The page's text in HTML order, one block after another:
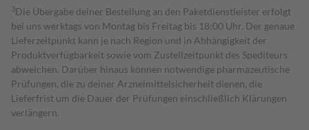
3Die Übergabe deiner Bestellung an den Paketdienstleister erfolgt
bei uns werktags von Montag bis Freitag bis 18:00 Uhr. Der genaue
Lieferzeitpunkt kann je nach Region und in Abhängigkeit der
Produktverfügbarkeit sowie vom Zustellzeitpunkt des Spediteurs
abweichen. Darüber hinaus können notwendige pharmazeutische
Prüfungen, die zu deiner Arzneimittelsicherheit dienen, die
Lieferfrist um die Dauer der Prüfungen einschließlich Klärungen
verlängern.